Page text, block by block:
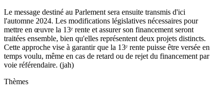
Le message destiné au Parlement sera ensuite transmis d'ici
l'automne 2024. Les modifications législatives nécessaires pour
mettre en œuvre la 13ᵉ rente et assurer son financement seront
traitées ensemble, bien qu'elles représentent deux projets distincts.
Cette approche vise à garantir que la 13ᵉ rente puisse être versée en
temps voulu, même en cas de retard ou de rejet du financement par
voie référendaire. (jah)
Thèmes